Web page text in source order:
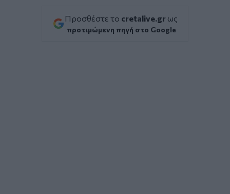
Προσθέστε το cretalive.gr ως
προτιμώμενη πηγή στο Google